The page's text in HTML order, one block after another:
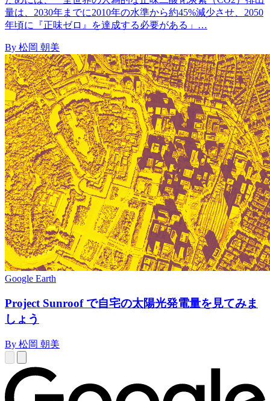
量は、2030年までに2010年の水準から約45%減少させ、2050
年頃に『正味ゼロ』を達成する必要がある」…
By 松岡 朝美
Google Earth
Project Sunroof で自宅の太陽光発電量を見てみま
しょう
By 松岡 朝美